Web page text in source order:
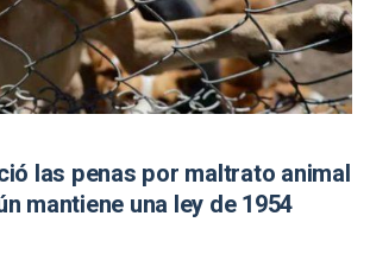
las penas por maltrato animal
mantiene una ley de 1954